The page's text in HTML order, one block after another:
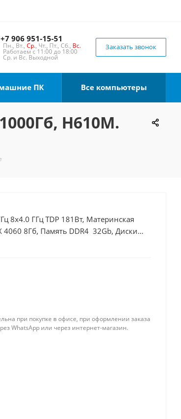
+7 906 951-15-51
Пн., Вт., Ср., Чт., Пт., Сб., Вс.
Работаем с 11:00 до 18:00
Ср. и Вс. Выходной
Заказать звонок
ПК Все компьютеры
H610M.
8x4.0 ГГц TDP 181Вт, Материнская
4060 8Гб, Память DDR4 32Gb, Диски
при покупке в офисе, при оформлении заказа
WhatsApp или через интернет-магазин.